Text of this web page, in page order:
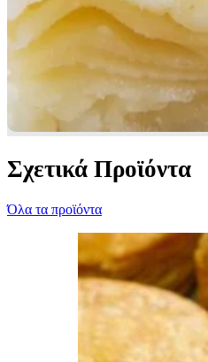
Σχετικά Προϊόντα
Όλα τα προϊόντα